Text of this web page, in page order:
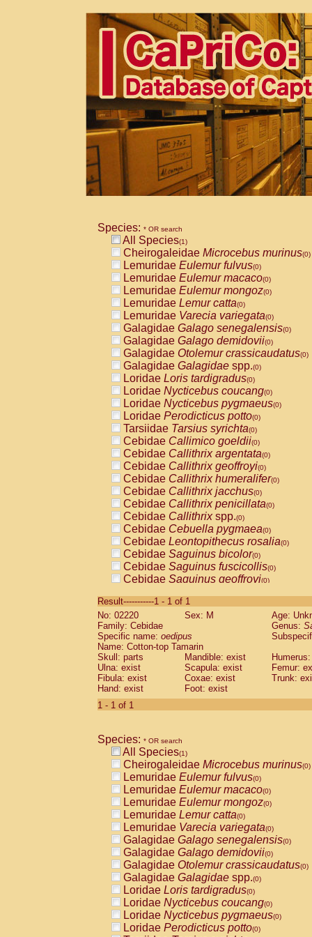
Species: * OR search
All Species(1)
Cheirogaleidae Microcebus murinus(0)
Lemuridae Eulemur fulvus(0)
Lemuridae Eulemur macaco(0)
Lemuridae Eulemur mongoz(0)
Lemuridae Lemur catta(0)
Lemuridae Varecia variegata(0)
Galagidae Galago senegalensis(0)
Galagidae Galago demidovii(0)
Galagidae Otolemur crassicaudatus(0)
Galagidae Galagidae spp.(0)
Loridae Loris tardigradus(0)
Loridae Nycticebus coucang(0)
Loridae Nycticebus pygmaeus(0)
Loridae Perodicticus potto(0)
Tarsiidae Tarsius syrichta(0)
Cebidae Callimico goeldii(0)
Cebidae Callithrix argentata(0)
Cebidae Callithrix geoffroyi(0)
Cebidae Callithrix humeralifer(0)
Cebidae Callithrix jacchus(0)
Cebidae Callithrix penicillata(0)
Cebidae Callithrixspp.(0)
Cebidae Cebuella pygmaea(0)
Cebidae Leontopithecus rosalia(0)
Cebidae Saguinus bicolor(0)
Cebidae Saguinus fuscicollis(0)
Cebidae Saguinus geoffroyi(0)
CebidaeSaguinus labiatus(0)
Cebidae Saguinus leucopus (0)
Cebidae
CebidaeSaguinus mystax
Cebidae Saguinus nigricollis (0)
Cebidae Saguinus oedipus
Cebidae Saguinus weddelli
Cebidae Saguinusspp.
Cebidae
CebidaeCebus capucinus
CebidaeCebus nigrivittatus
CebidaeCebus spp.(0)
CebidaeSaimiri boliviensis(0)
CebidaeSaimiri sciureus(0)
AtelidaeAlouatta caraya(0)
AtelidaeAlouatta fusca(0)
AtelidaeAlouatta seniculus(0)
AtelidaeAlouattaspp.(0)
AtelidaeAteles belzebuth(0)
AtelidaeAteles geoffroyi(0)
AtelidaeAteles paniscus(0)
AtelidaeAtelesspp.(0)
AtelidaeLagothrix lagothricha(0)
AtelidaeLagothrix lagothricha cana
PitheciidaeCacajao calvus
Result-----------1 - 1 of 1
No: 02220
Sex: M
Age:
Family: Cebidae
Genus:
Specific name: oedipus
Name: Cotton-top Tamarin
Skull: parts
Mandible: exist
Ulna: exist
Scapula: exist
Femur:
Fibula: exist
Coxae: exist
Trunk:
Hand: exist
Foot: exist
1 - 1 of 1
Species: * OR search
All Species(1)
Cheirogaleidae Microcebus murinus(0)
Lemuridae Eulemur fulvus(0)
Lemuridae Eulemur macaco(0)
Lemuridae Eulemur mongoz(0)
Lemuridae Lemur catta(0)
Lemuridae Varecia variegata(0)
Galagidae Galago senegalensis(0)
Galagidae Galago demidovii(0)
Galagidae Otolemur crassicaudatus(0)
Galagidae Galagidae spp.(0)
Loridae Loris tardigradus(0)
Loridae Nycticebus coucang(0)
Loridae Nycticebus pygmaeus(0)
Loridae Perodicticus potto(0)